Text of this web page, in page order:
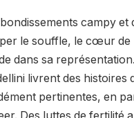
campy et
le souffle, le cœur de
dans sa
livrent des histoires
pertinentes, en
Des luttes de fertilité